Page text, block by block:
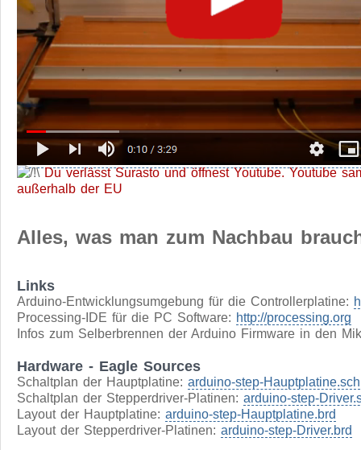
Du verlässt Surasto und öffnest Youtube. Youtube
außerhalb der EU
Alles, was man zum Nachbau
Links
Arduino-Entwicklungsumgebung für die Controllerplatine:
Processing-IDE für die PC Software: http://processing.org
Infos zum Selberbrennen der Arduino Firmware in den
Hardware - Eagle Sources
Schaltplan der Hauptplatine: arduino-step-Hauptplatine.sch
Schaltplan der Stepperdriver-Platinen: arduino-step-
Layout der Hauptplatine: arduino-step-Hauptplatine.brd
Layout der Stepperdriver-Platinen: arduino-step-Driver.brd